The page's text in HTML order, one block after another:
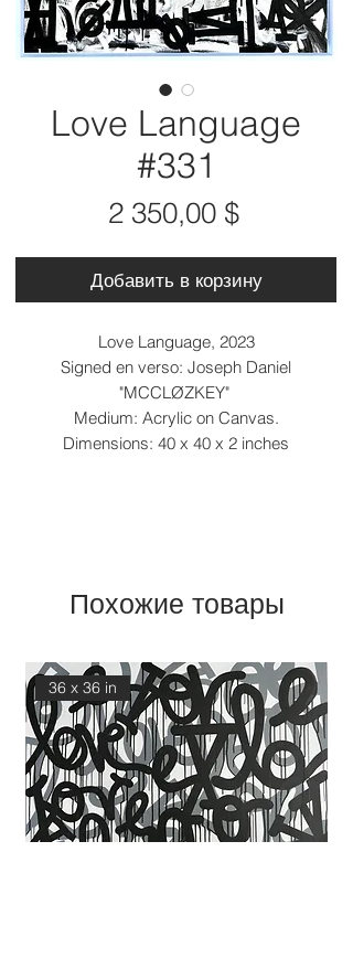
Love Language
#331
2 350,00 $Цена
Добавить в корзину
Love Language, 2023
Signed en verso: Joseph Daniel
"MCCLØZKEY"
Medium: Acrylic on Canvas.
Dimensions: 40 x 40 x 2 inches
Похожие товары
36 x 36 in